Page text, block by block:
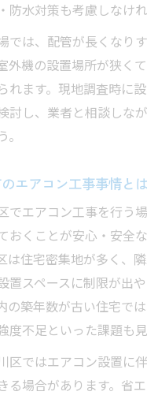
者から見積もりを取る
防水対策も考慮しなけ
では、配管が長くなり
外機の設置場所が狭く
れます。現地調査時に
討し、業者と相談しな
エアコン工事事情とは
でエアコン工事を行う
おくことが安心・安全
は住宅密集地が多く、
置スペースに制限が出
の築年数が古い住宅で
度不足といった課題も見
区ではエアコン設置に
る場合があります。省